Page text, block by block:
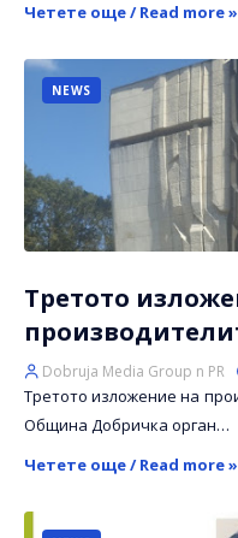
Четете още / Read more »
NEWS
Третото
Dobruja Media Group n PR
Третото изложение на
Община Добричка орган…
Четете още / Read more »